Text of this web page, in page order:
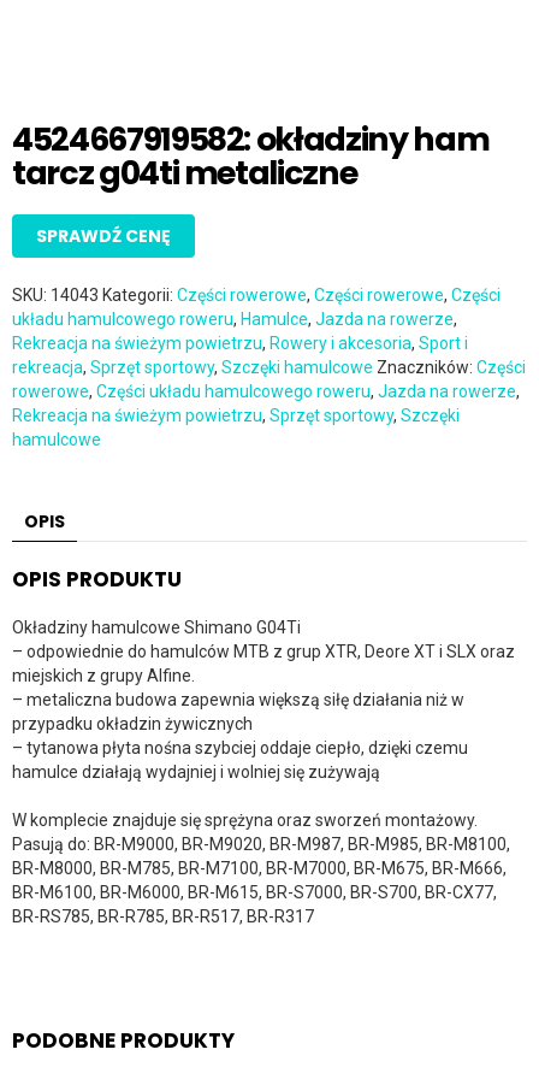
4524667919582: okładziny ham
tarcz g04ti metaliczne
SPRAWDŹ CENĘ
SKU: 14043 Kategorii: Części rowerowe, Części rowerowe, Części
układu hamulcowego roweru, Hamulce, Jazda na rowerze,
Rekreacja na świeżym powietrzu, Rowery i akcesoria, Sport i
rekreacja, Sprzęt sportowy, Szczęki hamulcowe Znaczników: Części
rowerowe, Części układu hamulcowego roweru, Jazda na rowerze,
Rekreacja na świeżym powietrzu, Sprzęt sportowy, Szczęki
hamulcowe
OPIS
OPIS PRODUKTU
Okładziny hamulcowe Shimano G04Ti
– odpowiednie do hamulców MTB z grup XTR, Deore XT i SLX oraz
miejskich z grupy Alfine.
– metaliczna budowa zapewnia większą siłę działania niż w
przypadku okładzin żywicznych
– tytanowa płyta nośna szybciej oddaje ciepło, dzięki czemu
hamulce działają wydajniej i wolniej się zużywają
W komplecie znajduje się sprężyna oraz sworzeń montażowy.
Pasują do: BR-M9000, BR-M9020, BR-M987, BR-M985, BR-M8100,
BR-M8000, BR-M785, BR-M7100, BR-M7000, BR-M675, BR-M666,
BR-M6100, BR-M6000, BR-M615, BR-S7000, BR-S700, BR-CX77,
BR-RS785, BR-R785, BR-R517, BR-R317
PODOBNE PRODUKTY